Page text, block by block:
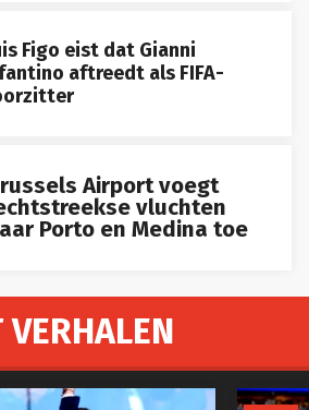
Figo eist dat Gianni
aftreedt als FIFA-
Airport voegt
vluchten
Porto en Medina toe
VERHALEN